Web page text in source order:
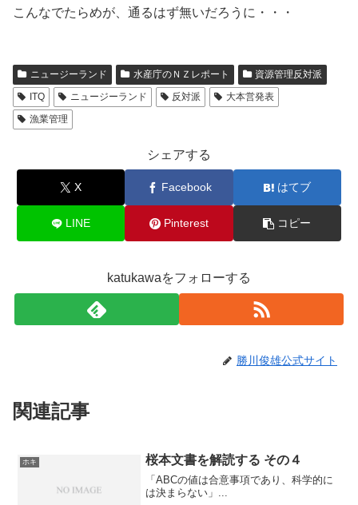
こんなでたらめが、通るはず無いだろうに・・・
ニュージーランド 水産庁のＮＺレポート
資源管理反対派
ITQ
ニュージーランド 反対派
大本営発表
漁業管理
シェアする
X Facebook はてブ
LINE Pinterest コピー
katukawaをフォローする
勝川俊雄公式サイト
関連記事
ホキ 桜本文書を解読する その４
「ABCの値は合意事項であり、科学的に
は決まらない」...